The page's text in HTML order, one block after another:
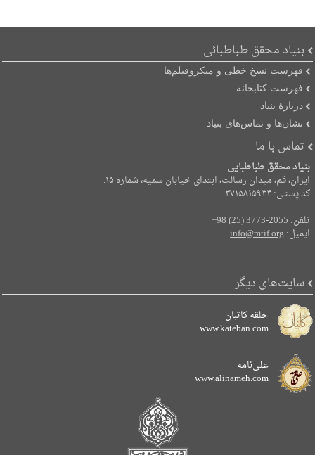
بنیاد محقق طباطبائی
فهرست نسخ خطی و میکروفیلم‌ها
فهرست کتابخانه
دربارۀ بنیاد
نشان‌ها و تماس‌های بنیاد
تماس با ما
بنیاد محقق طباطبایی
ایران، قم، میدان رسالت، ابتدای خیابان سمیه، شماره ۱۵.
کد پستی: ۳۷۱۵۸۱۵۹۳۴
تلفن:+98 (25) 3773-2055
ایمیل:info@mtif.org
سایت‌های دیگر
حلقه کاتبان
www.kateban.com
علی‌نامه
www.alinameh.com